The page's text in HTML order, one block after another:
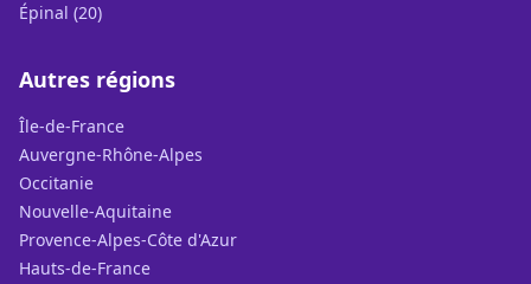
Épinal (20)
Autres régions
Île-de-France
Auvergne-Rhône-Alpes
Occitanie
Nouvelle-Aquitaine
Provence-Alpes-Côte d'Azur
Hauts-de-France